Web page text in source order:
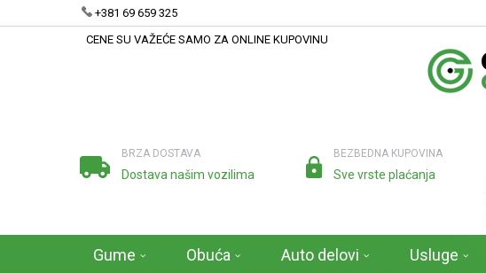
+381 69 659 325
CENE SU VAŽEĆE SAMO ZA ONLINE KUPOVINU
BRZA DOSTAVA
Dostava našim vozilima
BEZBEDNA KUPOVINA
Sve vrste plaćanja
Gume Obuća Auto delovi Usluge